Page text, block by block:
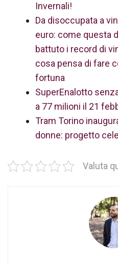
Invernali!
Da disoccupata a
euro: come questa
battuto i record di
cosa pensa di fare
fortuna
SuperEnalotto
a 77 milioni il 21
Tram Torino
donne: progetto
Valuta